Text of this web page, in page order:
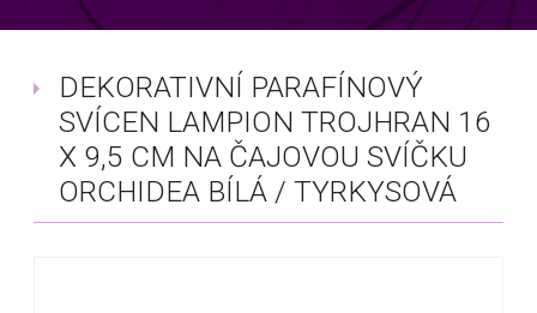
DEKORATIVNÍ PARAFÍNOVÝ
SVÍCEN LAMPION TROJHRAN 16
X 9,5 CM NA ČAJOVOU SVÍČKU
ORCHIDEA BÍLÁ / TYRKYSOVÁ